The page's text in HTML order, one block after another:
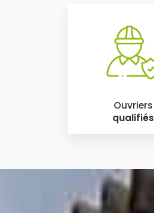
Ouvriers
qualifiés